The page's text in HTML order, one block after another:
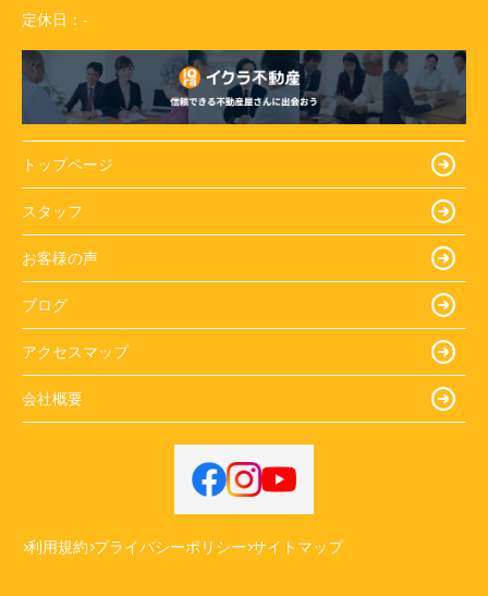
定休日： -
トップページ
スタッフ
お客様の声
ブログ
アクセスマップ
会社概要
利用規約 プライバシーポリシー サイトマップ